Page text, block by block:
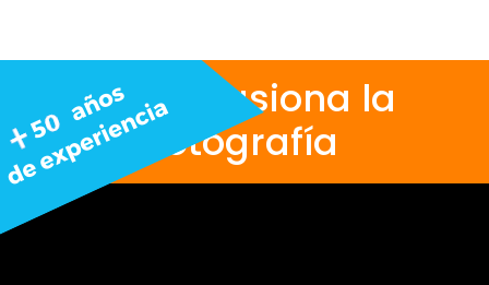
Nos apasiona la
fotografía